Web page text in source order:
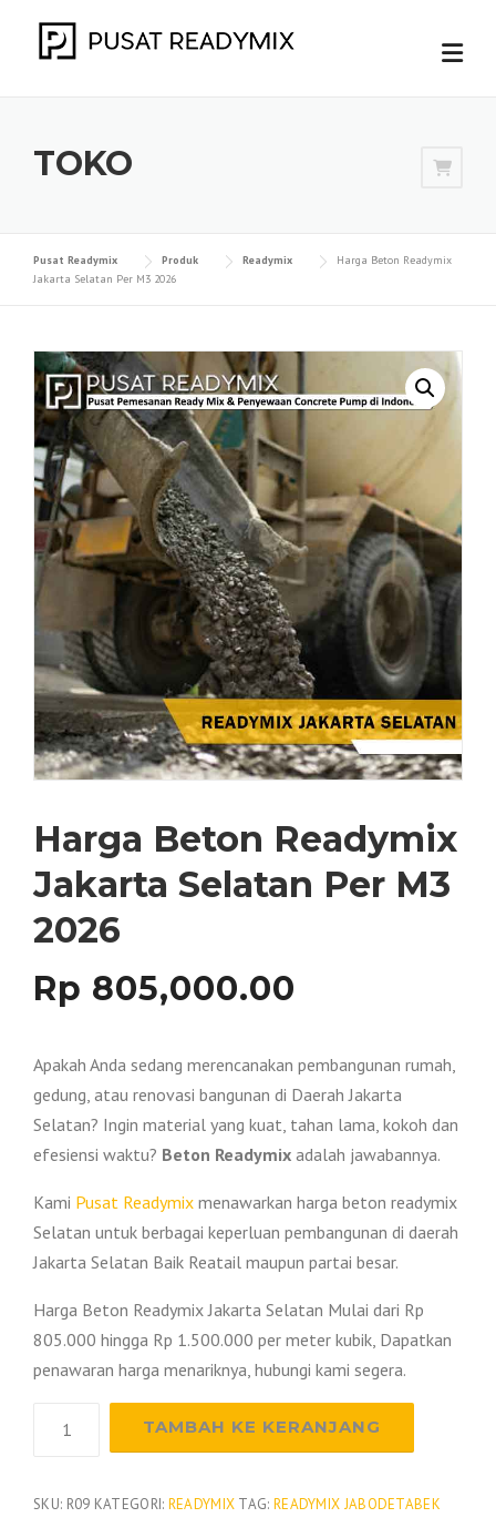
TOKO
Pusat Readymix Produk Readymix
Harga Beton Readymix
Jakarta Selatan Per M3 2026
Harga Beton Readymix
Jakarta Selatan Per M3
2026
Rp 805,000.00
Apakah Anda sedang merencanakan pembangunan rumah,
gedung, atau renovasi bangunan di Daerah Jakarta
Selatan? Ingin material yang kuat, tahan lama, kokoh dan
efesiensi waktu? Beton Readymix adalah jawabannya.
Kami Pusat Readymix menawarkan harga beton readymix
Selatan untuk berbagai keperluan pembangunan di daerah
Jakarta Selatan Baik Reatail maupun partai besar.
Harga Beton Readymix Jakarta Selatan Mulai dari Rp
805.000 hingga Rp 1.500.000 per meter kubik, Dapatkan
penawaran harga menariknya, hubungi kami segera.
Readymix
TAMBAH KE KERANJANG
SKU: R09 KATEGORI: READYMIX TAG: READYMIX JABODETABEK